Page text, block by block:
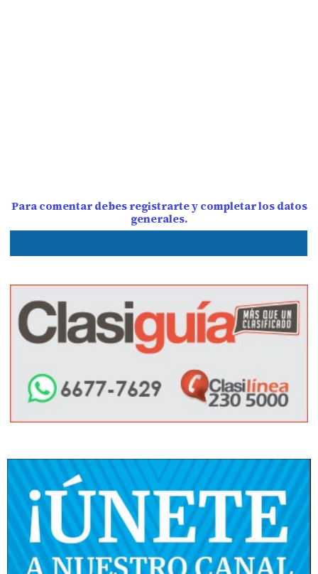
Para comentar debes registrarte y completar los datos
generales.